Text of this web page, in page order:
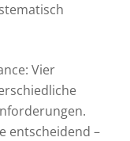
Vier
entscheidend –